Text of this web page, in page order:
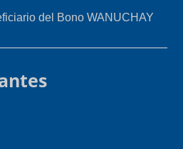
del Bono WANUCHAY